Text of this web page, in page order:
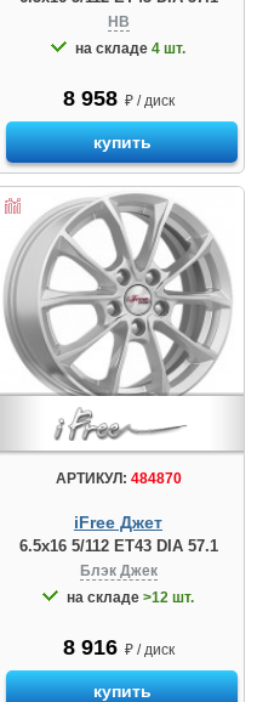
HB
на складе 4 шт.
8 958 ₽ / диск
купить
АРТИКУЛ: 484870
iFree Джет
6.5x16 5/112 ET43 DIA 57.1
Блэк Джек
на складе >12 шт.
8 916 ₽ / диск
купить